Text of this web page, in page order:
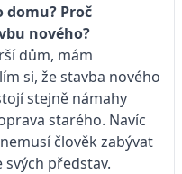
domu? Proč
nového?
dům, mám
si, že stavba nového
stejně námahy
starého. Navíc
člověk zabývat
představ.